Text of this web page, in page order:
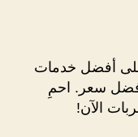
على أفضل خدمات
سعر. احمِ
الآن!